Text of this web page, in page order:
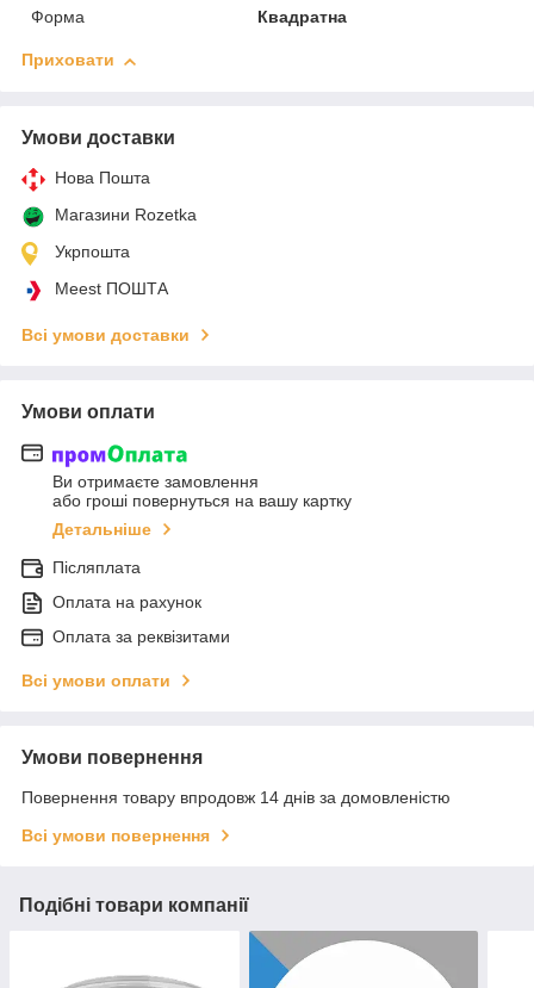
Форма
Квадратна
Приховати
Умови доставки
Нова Пошта
Магазини Rozetka
Укрпошта
Meest ПОШТА
Всі умови доставки
Умови оплати
Ви отримаєте замовлення
або гроші повернуться на вашу картку
Детальніше
Післяплата
Оплата на рахунок
Оплата за реквізитами
Всі умови оплати
Умови повернення
Повернення товару впродовж 14 днів за домовленістю
Всі умови повернення
Подібні товари компанії